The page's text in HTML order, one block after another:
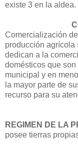
existe 3 en la aldea.
Comercialización
producción agrícola
dedican a la
domésticos que
municipal y en
la mayor parte de
recurso para su
REGIMEN DE LA
posee tierras